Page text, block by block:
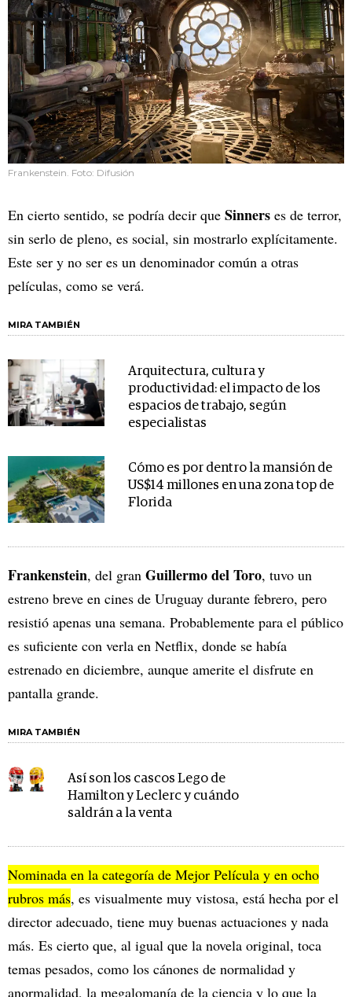
Frankenstein. Foto: Difusión
En cierto sentido, se podría decir que Sinners es de terror,
sin serlo de pleno, es social, sin mostrarlo explícitamente.
Este ser y no ser es un denominador común a otras
películas, como se verá.
MIRA TAMBIÉN
Arquitectura, cultura y
productividad: el impacto de los
espacios de trabajo, según
especialistas
Cómo es por dentro la mansión de
US$14 millones en una zona top de
Florida
Frankenstein, del gran Guillermo del Toro, tuvo un
estreno breve en cines de Uruguay durante febrero, pero
resistió apenas una semana. Probablemente para el público
es suficiente con verla en Netflix, donde se había
estrenado en diciembre, aunque amerite el disfrute en
pantalla grande.
MIRA TAMBIÉN
Así son los cascos Lego de
Hamilton y Leclerc y cuándo
saldrán a la venta
Nominada en la categoría de Mejor Película y en ocho
rubros más, es visualmente muy vistosa, está hecha por el
director adecuado, tiene muy buenas actuaciones y nada
más. Es cierto que, al igual que la novela original, toca
temas pesados, como los cánones de normalidad y
anormalidad, la megalomanía de la ciencia y lo que la